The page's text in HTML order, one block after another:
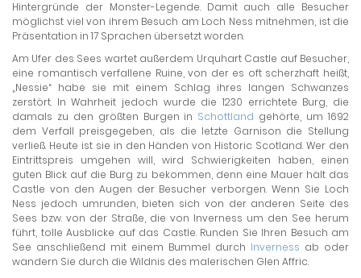
Hintergründe der Monster-Legende. Damit auch alle Besucher
möglichst viel von ihrem Besuch am Loch Ness mitnehmen, ist die
Präsentation in 17 Sprachen übersetzt worden.
Am Ufer des Sees wartet außerdem Urquhart Castle auf Besucher,
eine romantisch verfallene Ruine, von der es oft scherzhaft heißt,
„Nessie“ habe sie mit einem Schlag ihres langen Schwanzes
zerstört. In Wahrheit jedoch wurde die 1230 errichtete Burg, die
damals zu den größten Burgen in Schottland gehörte, um 1692
dem Verfall preisgegeben, als die letzte Garnison die Stellung
verließ. Heute ist sie in den Händen von Historic Scotland. Wer den
Eintrittspreis umgehen will, wird Schwierigkeiten haben, einen
guten Blick auf die Burg zu bekommen, denn eine Mauer hält das
Castle von den Augen der Besucher verborgen. Wenn Sie Loch
Ness jedoch umrunden, bieten sich von der anderen Seite des
Sees bzw. von der Straße, die von Inverness um den See herum
führt, tolle Ausblicke auf das Castle. Runden Sie Ihren Besuch am
See anschließend mit einem Bummel durch Inverness ab oder
wandern Sie durch die Wildnis des malerischen Glen Affric.